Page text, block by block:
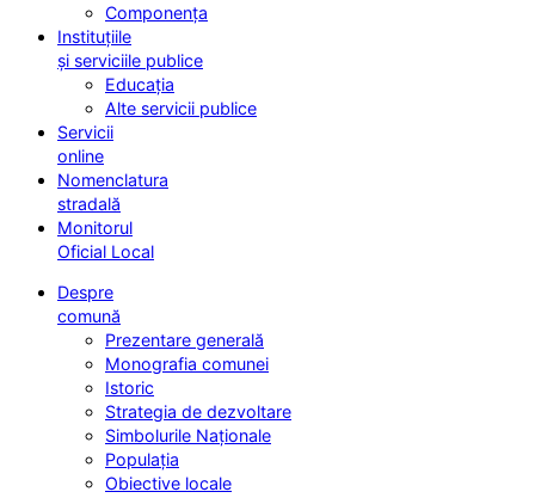
Componența
Instituțiile
și serviciile publice
Educația
Alte servicii publice
Servicii
online
Nomenclatura
stradală
Monitorul
Oficial Local
Despre
comună
Prezentare generală
Monografia comunei
Istoric
Strategia de dezvoltare
Simbolurile Naționale
Populația
Obiective locale